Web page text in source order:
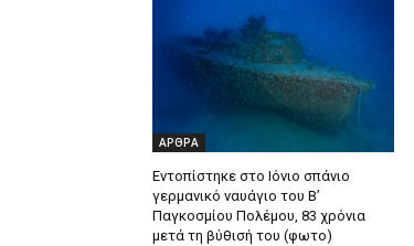
ΑΡΘΡΑ
Εντοπίστηκε στο Ιόνιο σπάνιο
γερμανικό ναυάγιο του Β’
Παγκοσμίου Πολέμου, 83 χρόνια
μετά τη βύθισή του (φωτο)